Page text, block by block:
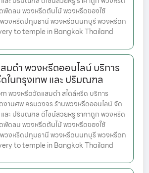
พัดลม พวงหรีดต้นไม้ พวงหรีดของใช้
พวงหรีดปทุมธานี พวงหรีดนนทบุรี พวงหรีดก
to temple in Bangkok Thailand
มดำ พวงหรีดออนไลน์ บริการ
ในกรุงเทพ และ ปริมณฑล
พวงหรีดวัดแสมดำ สไตล์หรีด บริการ
านศพ ครบวงจร ร้านพวงหรีดออนไลน์ จัด
ละ ปริมณฑล ดีไซน์สวยหรู ราคาถูก พวงหรีด
พัดลม พวงหรีดต้นไม้ พวงหรีดของใช้
พวงหรีดปทุมธานี พวงหรีดนนทบุรี พวงหรีดก
to temple in Bangkok Thailand